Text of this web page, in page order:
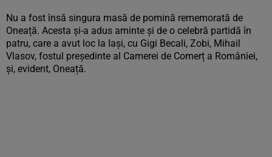
Nu a fost însă singura masă de pomină rememorată de
Oneață. Acesta și-a adus aminte și de o celebră partidă în
patru, care a avut loc la Iași, cu Gigi Becali, Zobi, Mihail
Vlasov, fostul președinte al Camerei de Comerț a României,
și, evident, Oneață.